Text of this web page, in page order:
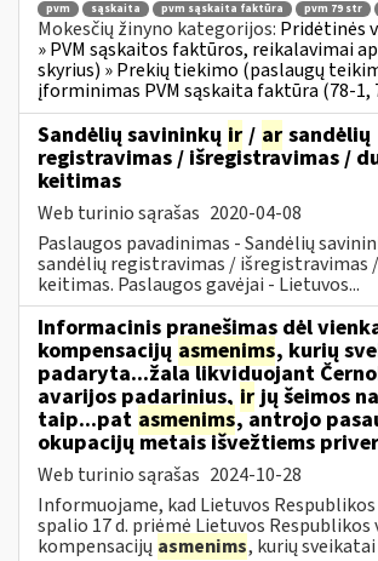
pvm sąskaita pvm sąskaita faktūra pvm 79 str
Mokesčių žinyno kategorijos: Pridėtinės
» PVM sąskaitos faktūros, reikalavimai
skyrius) » Prekių tiekimo (paslaugų
įforminimas PVM sąskaita faktūra (78-1,
Sandėlių savininkų ir / ar sandėlių
registravimas / išregistravimas /
keitimas
Web turinio sąrašas 2020-04-08
Paslaugos pavadinimas - Sandėlių
sandėlių registravimas / išregistravimas
keitimas. Paslaugos gavėjai - Lietuvos...
Informacinis pranešimas dėl
kompensacijų asmenims, kurių
padaryta...žala likviduojant
avarijos padarinius, irjų šeimos
taip...pat asmenims, antrojo
okupacijų metais išvežtiems
Web turinio sąrašas 2024-10-28
Informuojame, kad Lietuvos Respublikos
spalio 17 d. priėmė Lietuvos
kompensacijų asmenims, kurių